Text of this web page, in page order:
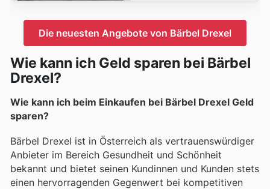
Die neuesten Angebote von Bärbel Drexel
Wie kann ich Geld sparen bei Bärbel
Drexel?
Wie kann ich beim Einkaufen bei Bärbel Drexel Geld
sparen?
Bärbel Drexel ist in Österreich als vertrauenswürdiger
Anbieter im Bereich Gesundheit und Schönheit
bekannt und bietet seinen Kundinnen und Kunden stets
einen hervorragenden Gegenwert bei kompetitiven